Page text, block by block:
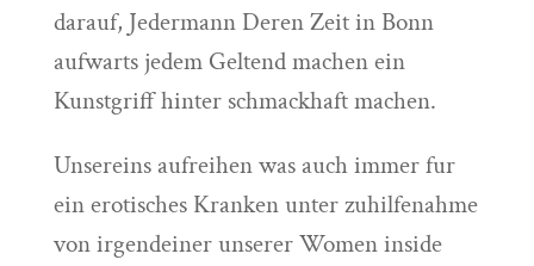
darauf, Jedermann Deren Zeit in Bonn
aufwarts jedem Geltend machen ein
Kunstgriff hinter schmackhaft machen.
Unsereins aufreihen was auch immer fur
ein erotisches Kranken unter zuhilfenahme
von irgendeiner unserer Women inside